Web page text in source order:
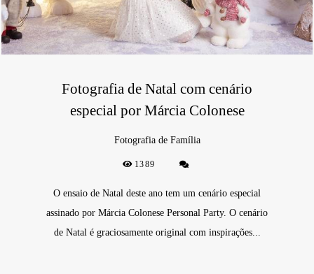
Fotografia de Natal com cenário
especial por Márcia Colonese
Fotografia de Família
1389
O ensaio de Natal deste ano tem um cenário especial
assinado por Márcia Colonese Personal Party. O cenário
de Natal é graciosamente original com inspirações...